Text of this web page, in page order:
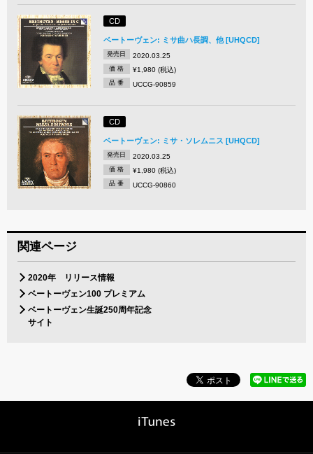
CD
ベートーヴェン: ミサ曲ハ長調、他 [UHQCD]
発売日 2020.03.25
価 格 ¥1,980 (税込)
品 番 UCCG-90859
CD
ベートーヴェン: ミサ・ソレムニス [UHQCD]
発売日 2020.03.25
価 格 ¥1,980 (税込)
品 番 UCCG-90860
関連ページ
2020年 リリース情報
ベートーヴェン100 プレミアム
ベートーヴェン生誕250周年記念
サイト